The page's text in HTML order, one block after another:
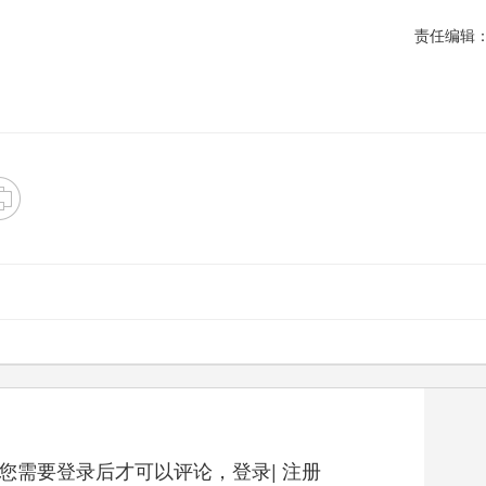
责任编辑
需要登录后才可以评论， 登录| 注册